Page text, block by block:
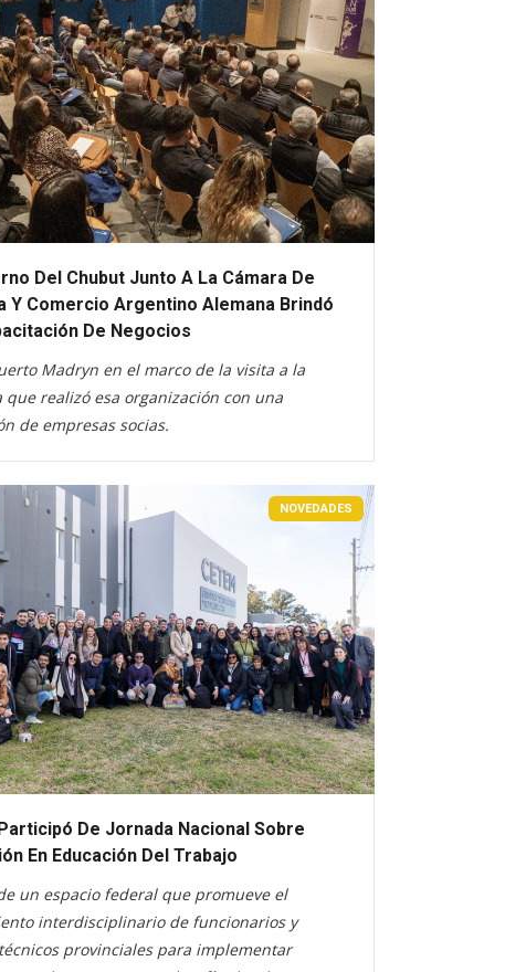
Del Chubut Junto A La Cámara De
Y Comercio Argentino Alemana Brindó
De Negocios
Madryn en el marco de la visita a la
que realizó esa organización con una
de empresas socias.
NOVEDADES
De Jornada Nacional Sobre
En Educación Del Trabajo
un espacio federal que promueve el
interdisciplinario de funcionarios y
provinciales para implementar